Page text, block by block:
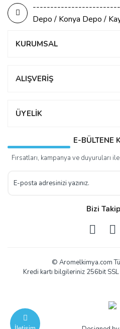
---------------------------
Depo / Konya Depo /
KURUMSAL
ALIŞVERİŞ
ÜYELİK
E-BÜLTENE
Fırsatları, kampanya ve duyuruları
Bizi
© Aromelkimya.com
Kredi kartı bilgileriniz 256bit